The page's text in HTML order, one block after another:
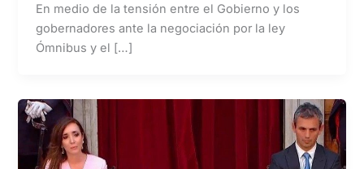
En medio de la tensión entre el Gobierno y los
gobernadores ante la negociación por la ley
Ómnibus y el […]